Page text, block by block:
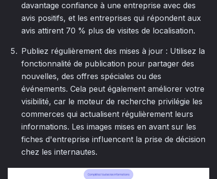
davantage confiance à une entreprise avec des
avis positifs, et les entreprises qui répondent aux
avis attirent 70 % plus de visites de localisation.
Publiez régulièrement des mises à jour : Utilisez la
fonctionnalité de publication pour partager des
nouvelles, des offres spéciales ou des
événements. Cela peut également améliorer votre
visibilité, car le moteur de recherche privilégie les
commerces qui actualisent régulièrement leurs
informations. Les images mises en avant sur les
fiches d'entreprise influencent la prise de décision
chez les internautes.